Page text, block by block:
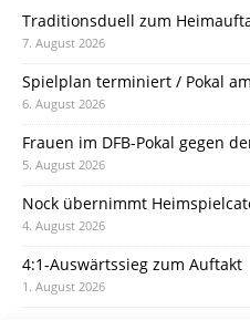
Traditionsduell zum
7. August 2026
Spielplan terminiert / Pokal
6. August 2026
Frauen im DFB-Pokal gegen
5. August 2026
Nock übernimmt
4. August 2026
4:1-Auswärtssieg zum Auftakt
1. August 2026